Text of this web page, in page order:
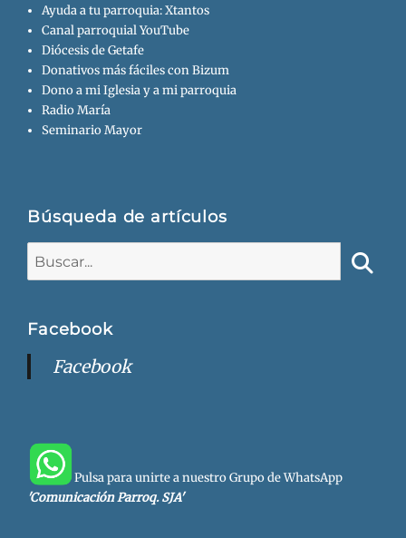
Ayuda a tu parroquia: Xtantos
Canal parroquial YouTube
Diócesis de Getafe
Donativos más fáciles con Bizum
Dono a mi Iglesia y a mi parroquia
Radio María
Seminario Mayor
Búsqueda de artículos
Facebook
Facebook
Pulsa para unirte a nuestro Grupo de WhatsApp
'Comunicación Parroq. SJA'